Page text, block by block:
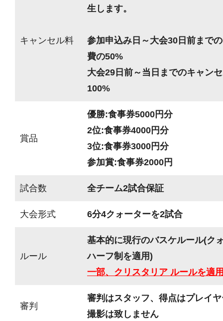
キャンセル料
生します。
参加申込み日～大会30日前まで
費の50%
大会29日前～当日までのキャン
100%
賞品
優勝:食事券5000円分
2位:食事券4000円分
3位:食事券3000円分
参加賞:食事券2000円
試合数 全チーム2試合保証
大会形式 6分4クォーターを2試合
ルール
基本的に現行のバスケルール(ク
ハーフ制を適用)
一部、クリスタリア ルールを適
審判
審判はスタッフ、得点はプレイ
撮影は致しません